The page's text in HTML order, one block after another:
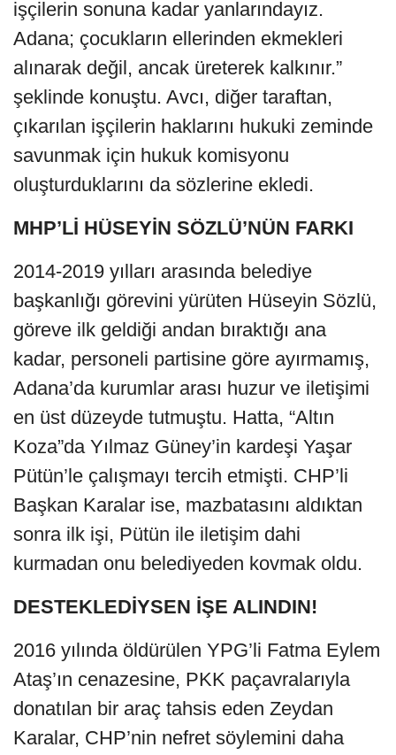
işçilerin sonuna kadar yanlarındayız.
Adana; çocukların ellerinden ekmekleri
alınarak değil, ancak üreterek kalkınır.”
şeklinde konuştu. Avcı, diğer taraftan,
çıkarılan işçilerin haklarını hukuki zeminde
savunmak için hukuk komisyonu
oluşturduklarını da sözlerine ekledi.
MHP’Lİ HÜSEYİN SÖZLÜ’NÜN FARKI
2014-2019 yılları arasında belediye
başkanlığı görevini yürüten Hüseyin Sözlü,
göreve ilk geldiği andan bıraktığı ana
kadar, personeli partisine göre ayırmamış,
Adana’da kurumlar arası huzur ve iletişimi
en üst düzeyde tutmuştu. Hatta, “Altın
Koza”da Yılmaz Güney’in kardeşi Yaşar
Pütün’le çalışmayı tercih etmişti. CHP’li
Başkan Karalar ise, mazbatasını aldıktan
sonra ilk işi, Pütün ile iletişim dahi
kurmadan onu belediyeden kovmak oldu.
DESTEKLEDİYSEN İŞE ALINDIN!
2016 yılında öldürülen YPG’li Fatma Eylem
Ataş’ın cenazesine, PKK paçavralarıyla
donatılan bir araç tahsis eden Zeydan
Karalar, CHP’nin nefret söylemini daha